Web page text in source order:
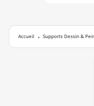
Accueil Supports Dessin &